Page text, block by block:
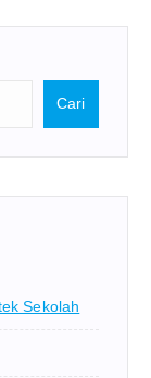
Cari
Sekolah